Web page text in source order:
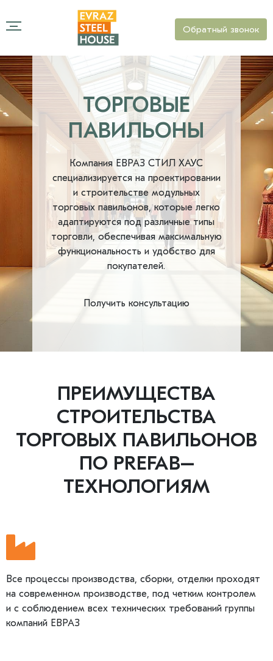
Обратный звонок
ТОРГОВЫЕ
ПАВИЛЬОНЫ
Компания ЕВРАЗ СТИЛ ХАУС
специализируется на проектировании
и строительстве модульных
торговых павильонов, которые легко
адаптируются под различные типы
торговли, обеспечивая максимальную
функциональность и удобство для
покупателей.
Получить консультацию
ПРЕИМУЩЕСТВА
СТРОИТЕЛЬСТВА
ТОРГОВЫХ ПАВИЛЬОНОВ
ПО PREFAB–
ТЕХНОЛОГИЯМ
Все процессы производства, сборки, отделки проходят
на современном производстве, под четким контролем
и с соблюдением всех технических требований группы
компаний ЕВРАЗ